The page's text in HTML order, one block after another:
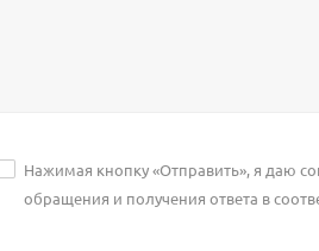
Нажимая кнопку «Отправить», я даю
обращения и получения ответа в